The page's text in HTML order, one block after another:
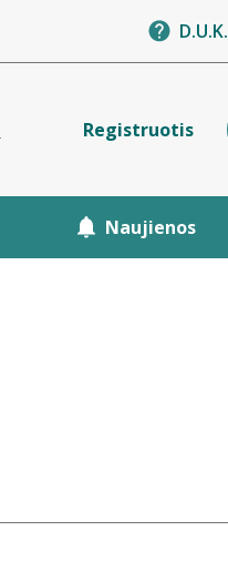
D.U.K.
Registruotis
Naujienos